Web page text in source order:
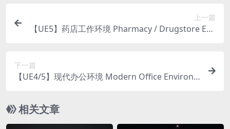
上一篇
【UE5】药店工作环境 Pharmacy / Drugstore Env
下一篇
【UE4/5】现代办公环境 Modern Office Environ
相关文章